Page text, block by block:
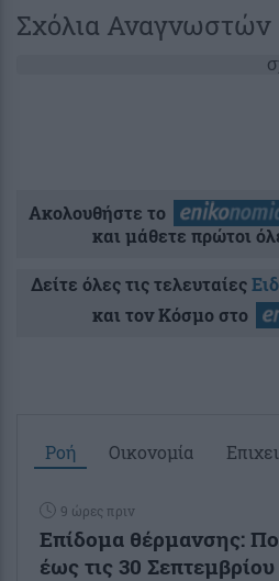
Σχόλια Αναγνωστών
Ακολουθήστε το
και μάθετε πρώτοι
Δείτε όλες τις τελευταίες
και τον Κόσμο στο
Ροή Οικονομία
9 ώρες πριν
Επίδομα θέρμανσης:
έως τις 30